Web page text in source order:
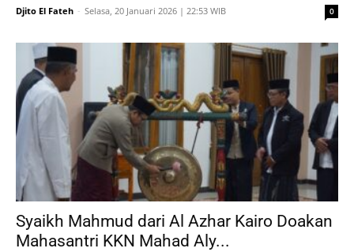
Djito El Fateh - Selasa, 20 Januari 2026 | 22:53 WIB 0
Syaikh Mahmud dari Al Azhar Kairo Doakan
Mahasantri KKN Mahad Aly...